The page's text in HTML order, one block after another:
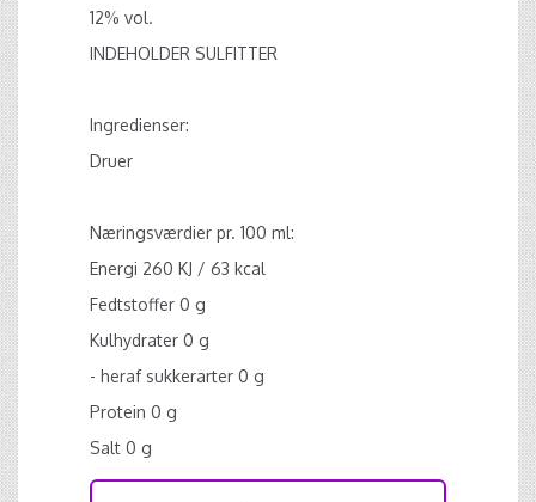
12% vol.
INDEHOLDER SULFITTER
Ingredienser:
Druer
Næringsværdier pr. 100 ml:
Energi 260 KJ / 63 kcal
Fedtstoffer 0 g
Kulhydrater 0 g
- heraf sukkerarter 0 g
Protein 0 g
Salt 0 g